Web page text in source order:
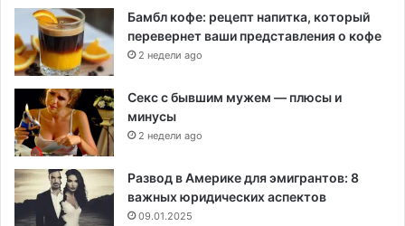
Бамбл кофе: рецепт напитка, который
перевернет ваши представления о кофе
2 недели ago
Секс с бывшим мужем — плюсы и
минусы
2 недели ago
Развод в Америке для эмигрантов: 8
важных юридических аспектов
09.01.2025